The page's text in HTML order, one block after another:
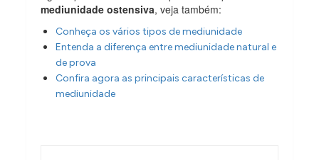
mediunidade ostensiva, veja também:
Conheça os vários tipos de mediunidade
Entenda a diferença entre mediunidade natural e
de prova
Confira agora as principais características de
mediunidade